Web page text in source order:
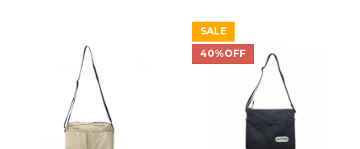
SALE
40%OFF